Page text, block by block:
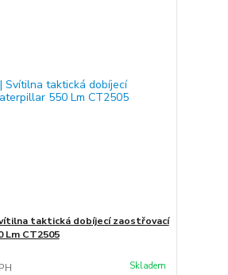
taktická dobíjecí zaostřovací
Lm CT2505
Skladem